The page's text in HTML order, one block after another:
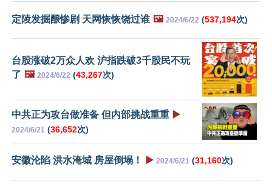
定陵发掘酿惨剧 天网恢恢饶过谁 🖼️ 2024/6/22 (537,194次)
台股涨破2万众人欢 沪指跌破3千股民不玩
了 🖼️ 2024/6/22 (43,267次)
中共正为攻台做准备 但内部挑战重重 ▶️
2024/6/21 (36,652次)
安徽沦陷 洪水淹城 房屋倒塌！ ▶️ 2024/6/21 (31,160次)